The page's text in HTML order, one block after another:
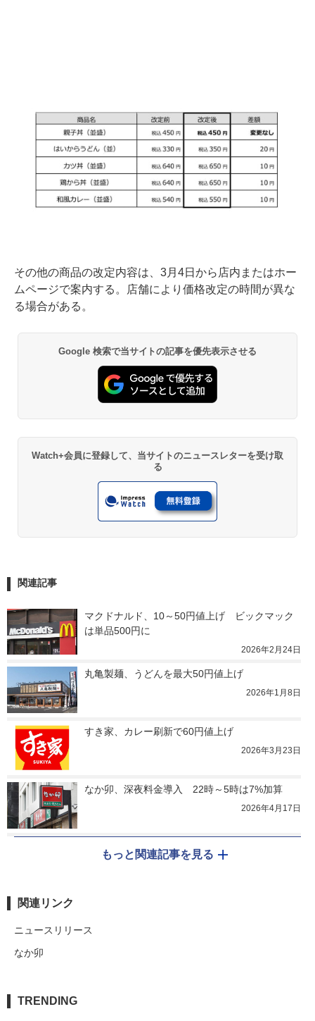
その他の商品の改定内容は、3月4日から店内またはホー
ムページで案内する。店舗により価格改定の時間が異な
る場合がある。
Google 検索で当サイトの記事を優先表示させる
Watch+会員に登録して、当サイトのニュースレターを受け取
る
関連記事
マクドナルド、10～50円値上げ　ビックマック
は単品500円に
2026年2月24日
丸亀製麺、うどんを最大50円値上げ
2026年1月8日
すき家、カレー刷新で60円値上げ
2026年3月23日
なか卯、深夜料金導入　22時～5時は7%加算
2026年4月17日
もっと関連記事を見る
関連リンク
ニュースリリース
なか卯
TRENDING